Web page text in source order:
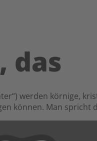
das
werden körnige,
können. Man spricht